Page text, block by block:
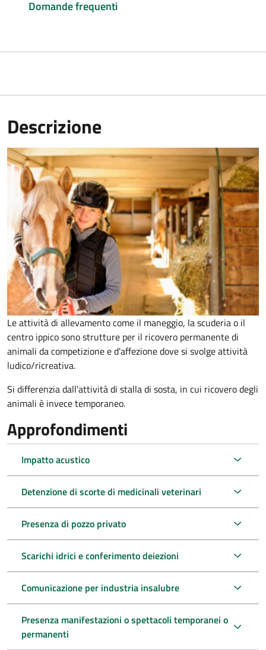
Domande frequenti
Descrizione
Le attività di allevamento come il maneggio, la scuderia o il
centro ippico sono strutture per il ricovero permanente di
animali da competizione e d'affezione dove si svolge attività
ludico/ricreativa.
Si differenzia dall'attività di stalla di sosta, in cui ricovero degli
animali è invece temporaneo.
Approfondimenti
Impatto acustico
Detenzione di scorte di medicinali veterinari
Presenza di pozzo privato
Scarichi idrici e conferimento deiezioni
Comunicazione per industria insalubre
Presenza manifestazioni o spettacoli temporanei o
permanenti